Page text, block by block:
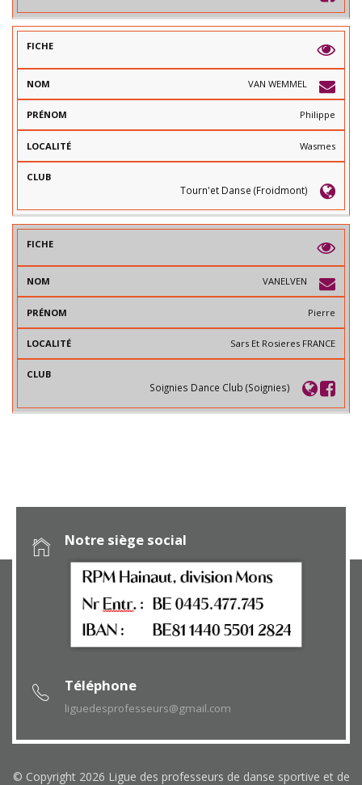
VAN WEMMEL
Philippe
Wasmes
Tourn'et Danse (Froidmont)
VANELVEN
Pierre
Sars Et Rosieres FRANCE
Soignies Dance Club (Soignies)
Notre siège social
Téléphone
liguedesprofesseurs@gmail.com
© Copyright 2026 Ligue des professeurs de danse sportive et de